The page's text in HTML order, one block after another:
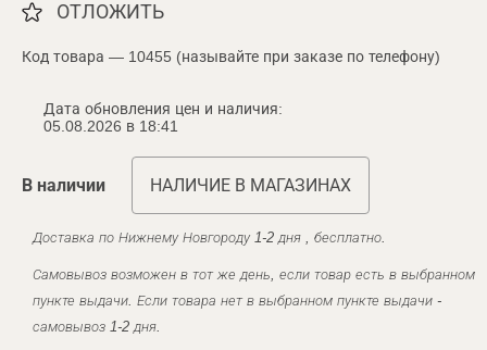
ОТЛОЖИТЬ
Код товара — 10455 (называйте при заказе по телефону)
Дата обновления цен и наличия:
05.08.2026 в 18:41
В наличии НАЛИЧИЕ В МАГАЗИНАХ
Доставка по Нижнему Новгороду 1-2 дня , бесплатно.
Самовывоз возможен в тот же день, если товар есть в выбранном
пункте выдачи. Если товара нет в выбранном пункте выдачи -
самовывоз 1-2 дня.